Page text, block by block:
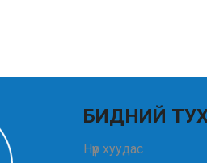
БИДНИЙ
Нүүр хуудас